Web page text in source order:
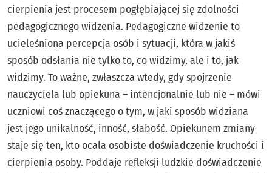
cierpienia jest procesem pogłębiającej się zdolności
pedagogicznego widzenia. Pedagogiczne widzenie to
ucieleśniona percepcja osób i sytuacji, która w jakiś
sposób odsłania nie tylko to, co widzimy, ale i to, jak
widzimy. To ważne, zwłaszcza wtedy, gdy spojrzenie
nauczyciela lub opiekuna – intencjonalnie lub nie – mówi
uczniowi coś znaczącego o tym, w jaki sposób widziana
jest jego unikalność, inność, słabość. Opiekunem zmiany
staje się ten, kto ocala osobiste doświadczenie kruchości i
cierpienia osoby. Poddaje refleksji ludzkie doświadczenie